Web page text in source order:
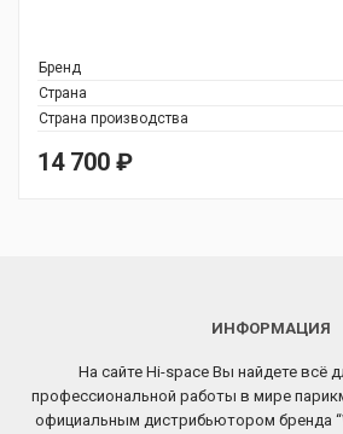
Бренд
Страна
Страна производства
14 700 ₽
ИНФОРМАЦИЯ
На сайте Hi-space Вы найдете всё
профессиональной работы в мире
официальным дистрибьютором бренда